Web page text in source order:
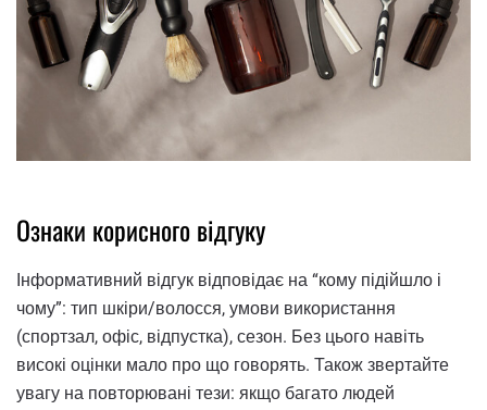
Ознаки корисного відгуку
Інформативний відгук відповідає на “кому підійшло і
чому”: тип шкіри/волосся, умови використання
(спортзал, офіс, відпустка), сезон. Без цього навіть
високі оцінки мало про що говорять. Також звертайте
увагу на повторювані тези: якщо багато людей